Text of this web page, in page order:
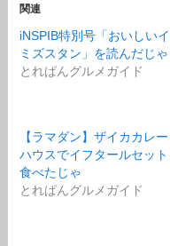
関連
iNSPIB特別号「おいしいイ
ミズスタン」を読んだじゃ
とれぱんグルメガイド
【ラマダン】ザイカカレー
ハウスでイフタールセット
食べたじゃ
とれぱんグルメガイド